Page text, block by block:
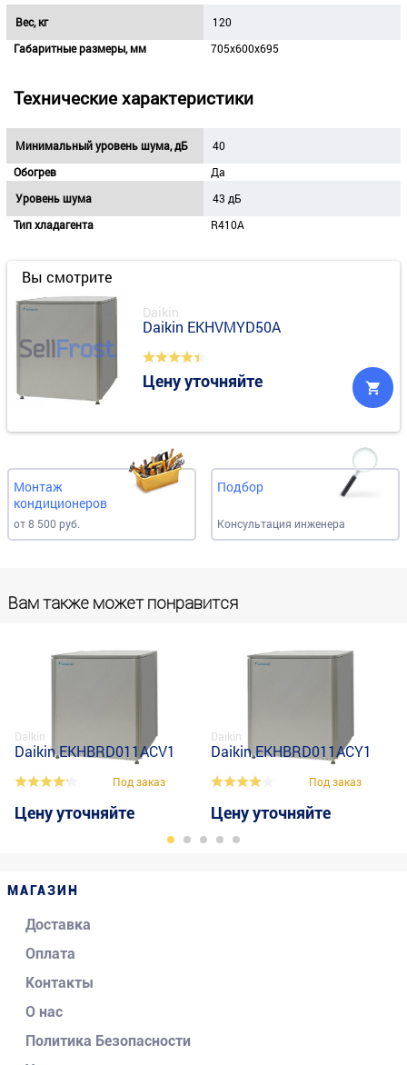
Вес, кг
120
Габаритные размеры, мм
705x600x695
Технические характеристики
Минимальный уровень шума, дБ
40
Обогрев
Да
Уровень шума
43 дБ
Тип хладагента
R410A
Вы смотрите
Daikin
Daikin EKHVMYD50A
Цену уточняйте
Монтаж
кондиционеров
от 8 500 руб.
Подбор
Консультация инженера
Вам также может понравится
Daikin
Daikin EKHBRD011ACV1
Под заказ
Цену уточняйте
Daikin
Daikin EKHBRD011ACY1
Под заказ
Цену уточняйте
МАГАЗИН
Доставка
Оплата
Контакты
О нас
Политика Безопасности